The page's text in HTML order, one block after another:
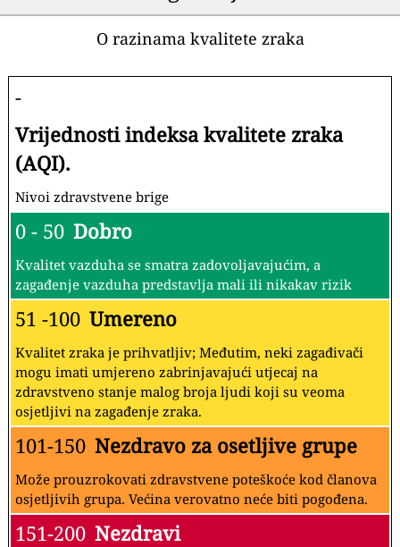
O razinama kvalitete zraka
-
Vrijednosti indeksa kvalitete zraka
(AQI).
Nivoi zdravstvene brige
0 - 50 Dobro
Kvalitet vazduha se smatra zadovoljavajućim, a
zagađenje vazduha predstavlja mali ili nikakav rizik
51 -100 Umereno
Kvalitet zraka je prihvatljiv; Međutim, neki zagađivači
mogu imati umjereno zabrinjavajući utjecaj na
zdravstveno stanje malog broja ljudi koji su veoma
osjetljivi na zagađenje zraka.
101-150 Nezdravo za osetljive grupe
Može prouzrokovati zdravstvene poteškoće kod članova
osjetljivih grupa. Većina verovatno neće biti pogođena.
151-200 Nezdravi